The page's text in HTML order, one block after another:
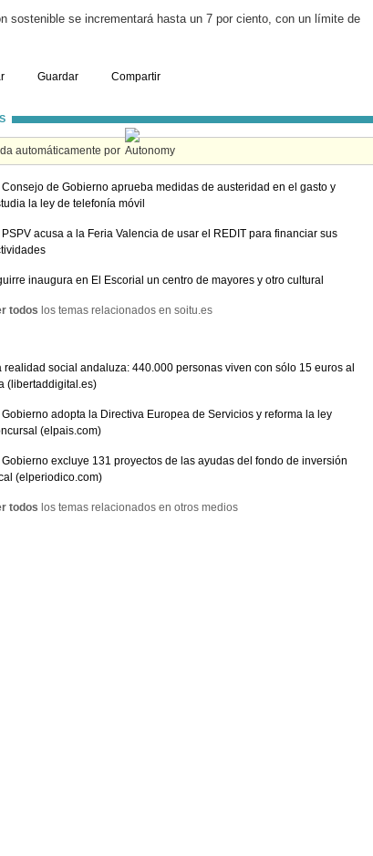
sostenible se incrementará hasta un 7 por ciento, con un límite de
Guardar Compartir
automáticamente por
Consejo de Gobierno aprueba medidas de austeridad en el gasto y
la ley de telefonía móvil
PSPV acusa a la Feria Valencia de usar el REDIT para financiar sus
inaugura en El Escorial un centro de mayores y otro cultural
todos los temas relacionados en soitu.es
realidad social andaluza: 440.000 personas viven con sólo 15 euros al
(libertaddigital.es)
Gobierno adopta la Directiva Europea de Servicios y reforma la ley
(elpais.com)
Gobierno excluye 131 proyectos de las ayudas del fondo de inversión
(elperiodico.com)
todos los temas relacionados en otros medios